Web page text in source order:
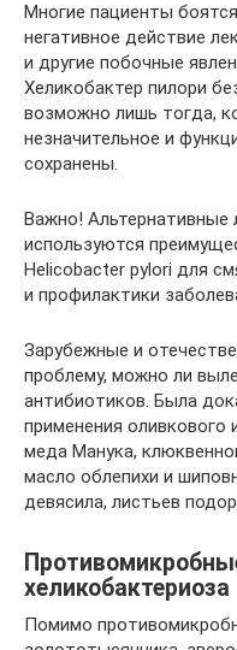
Многие пациенты
негативное действие
и другие побочные
Хеликобактер пилори
возможно лишь тогда,
незначительное и
сохранены.
Важно! Альтернативные
используются
Helicobacter pylori для
и профилактики
Зарубежные и
проблему, можно ли
антибиотиков. Была
применения оливкового
меда Манука,
масло облепихи и
девясила, листьев
хеликобактериоза
Помимо